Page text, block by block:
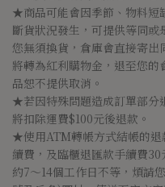
★商品可能會因季節、物料短
斷貨狀況發生，可提供等同
您無須換貨，倉庫會直接寄
將轉為紅利購物金，退至您
品恕不提供取消。
★若因特殊問題造成訂單部分
將扣除運費$100元後退款。
★使用ATM轉帳方式結帳的退
續費，及臨櫃退匯款手續費
約7～14個工作日不等，煩請